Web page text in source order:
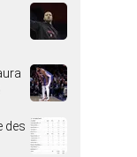
des